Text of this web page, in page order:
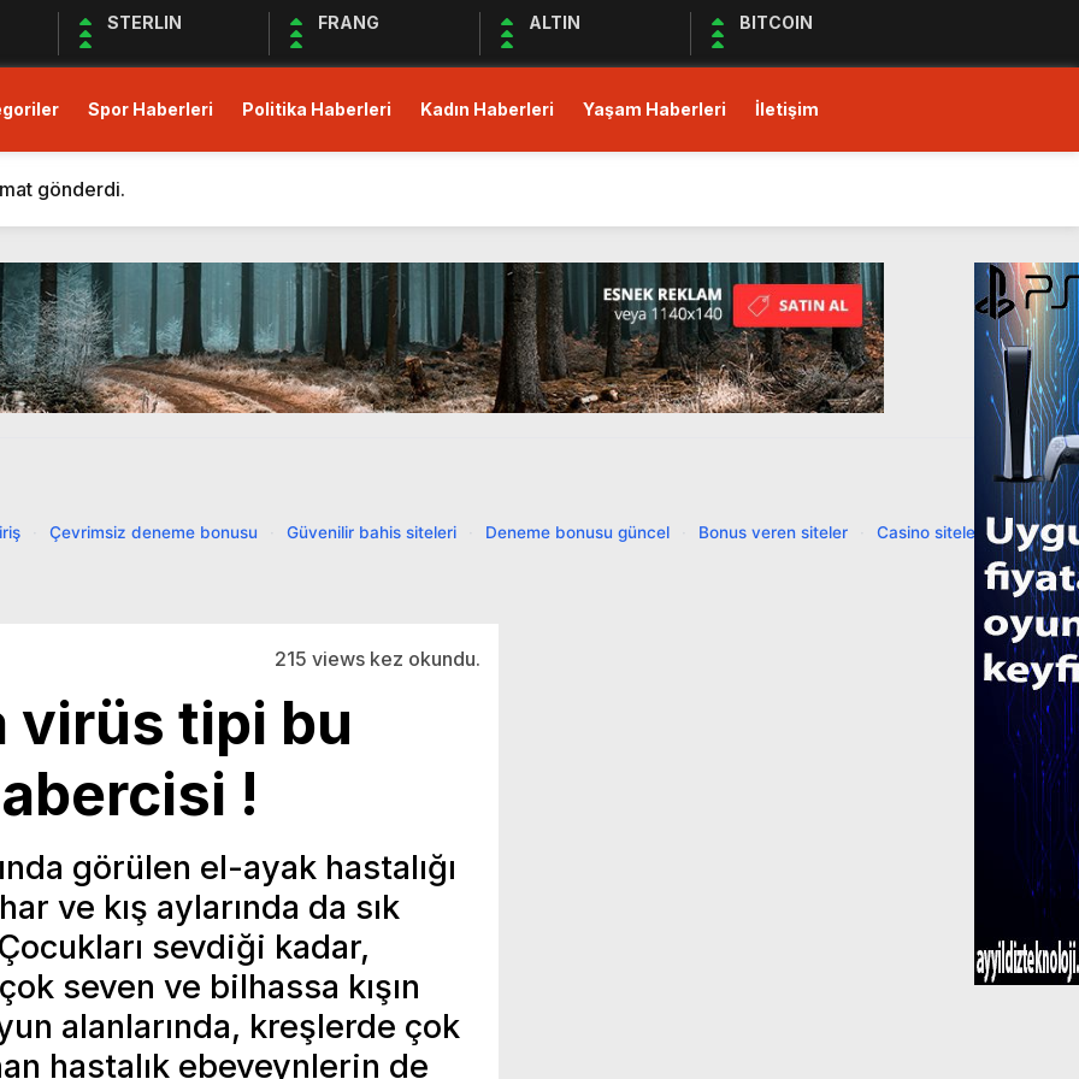
STERLIN FRANG ALTIN BITCOIN
Spor Haberleri Politika Haberleri Kadın Haberleri Yaşam Haberleri İletişim
Eden Bergüzar Korel, Dayanışmanın Önemine Vurgu Yaptı!
kısıtlı!
gönderdi.
Deprem Bölgesindeki Yardım Çalışmalarına Devam Ediyor
Devam Ediyor
Birliği Sağlanamadı, Piyasalar Tedirgin
Yağış, Trafiği Durma Noktasına Getirdi
Açık Mikrofon’a Konuk Olacak
Öncesi Erişimi Engelledi
kısıtlı!Çevrimsiz deneme bonusu Güvenilir bahis siteleri Deneme bonusu güncel Bonus veren siteler Casino siteleri
·
215 views kez okundu.
virüs tipi bu
!
görülen el-ayak hastalığı
ve kış aylarında da sık
sevdiği kadar,
seven ve bilhassa kışın
alanlarında, kreşlerde çok
hastalık ebeveynlerin de